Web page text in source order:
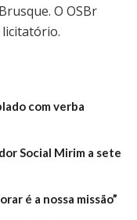
O OSBr
com verba
Social Mirim a sete
é a nossa missão”